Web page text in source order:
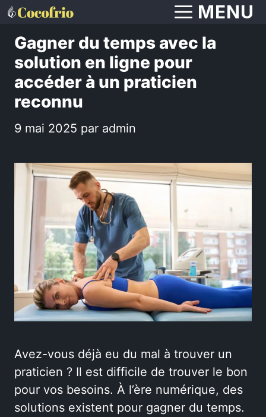
Aller
contenu
MENU
Gagner du temps avec la
solution en ligne pour
accéder à un praticien
reconnu
9 mai 2025 par admin
Avez-vous déjà eu du mal à trouver un
praticien ? Il est difficile de trouver le bon
pour vos besoins. À l’ère numérique, des
solutions existent pour gagner du temps.